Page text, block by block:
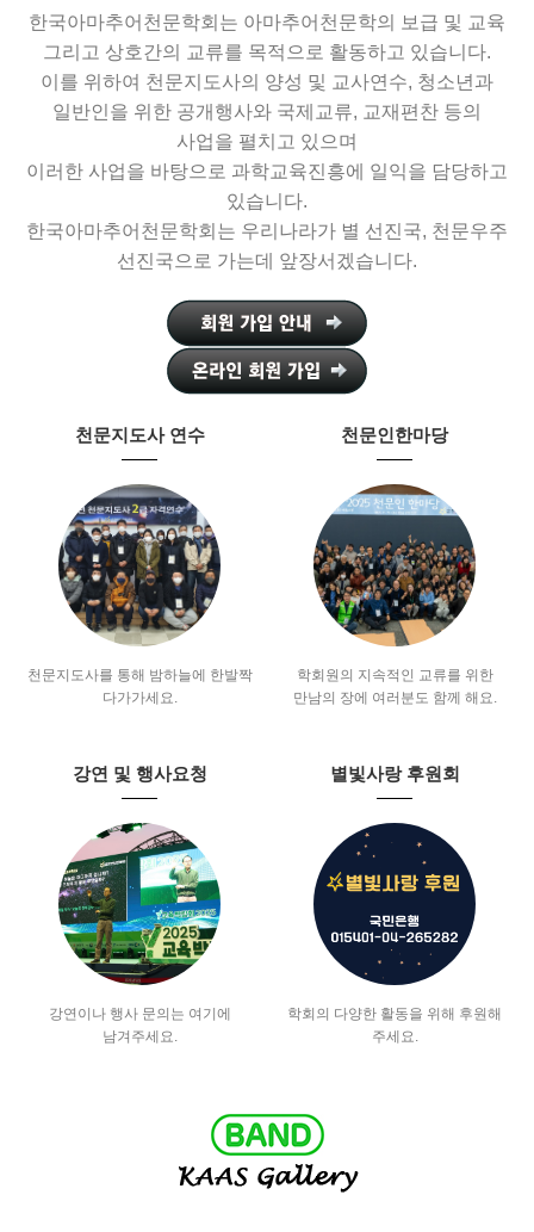
한국아마추어천문학회는 아마추어천문학의 보급 및 교육
그리고 상호간의 교류를 목적으로 활동하고 있습니다.
이를 위하여 천문지도사의 양성 및 교사연수, 청소년과
일반인을 위한 공개행사와 국제교류, 교재편찬 등의
사업을 펼치고 있으며
이러한 사업을 바탕으로 과학교육진흥에 일익을 담당하고
있습니다.
한국아마추어천문학회는 우리나라가 별 선진국, 천문우주
선진국으로 가는데 앞장서겠습니다.
천문지도사 연수
천문지도사를 통해 밤하늘에 한발짝
다가가세요.
천문인한마당
학회원의 지속적인 교류를 위한
만남의 장에 여러분도 함께 해요.
강연 및 행사요청
강연이나 행사 문의는 여기에
남겨주세요.
별빛사랑 후원회
학회의 다양한 활동을 위해 후원해
주세요.